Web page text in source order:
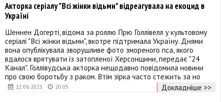
12.06.2023 20:05
Акторка серіалу "Всі жінки відьми" відреагувала на екоцид в
Україні
Шеннен Догерті, відома за роллю Прю Голлівелл у культовому
серіалі "Всі жінки відьми", вкотре підтримала Україну. Днями
вона опублікувала зворушливе фото змореного пса, якого
вдалося врятувати із затопленої Херсонщини, передає "24
Канал". Голлівудська акторка нещодавно повідомила новини
про свою боротьбу з раком. Втім зірка часто стежить за но
Докладніше >>